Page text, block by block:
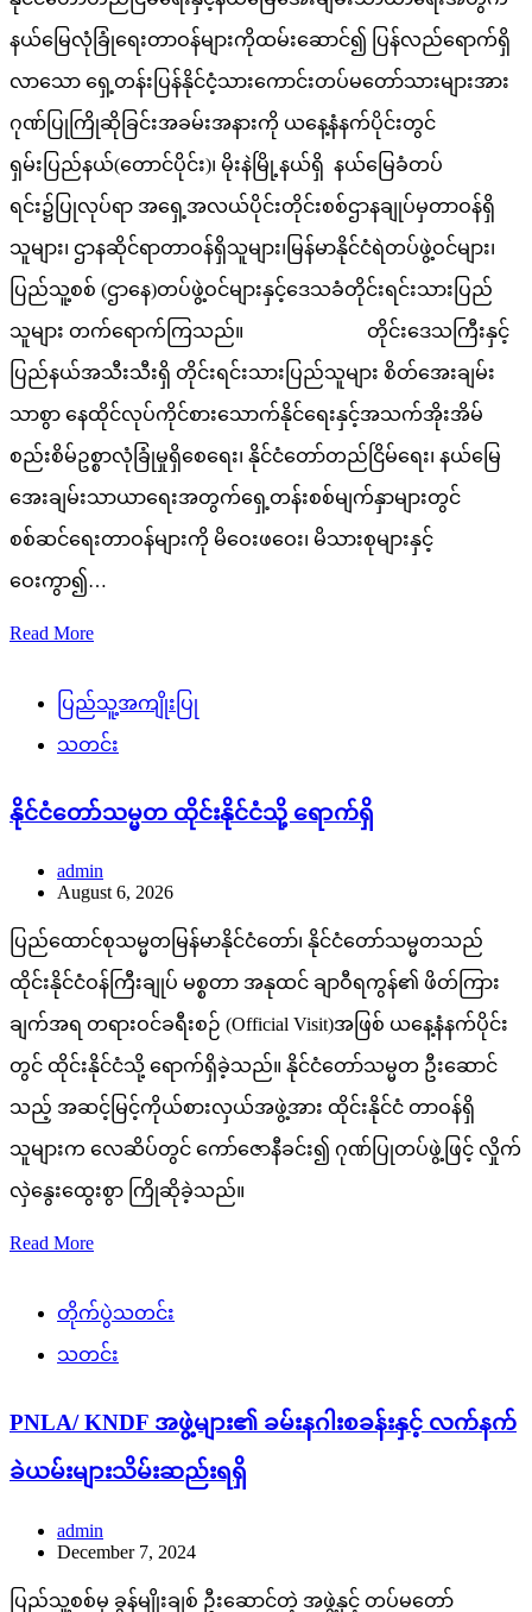
နယ်မြေလုံခြုံရေးတာဝန်များကိုထမ်းဆောင်၍ ပြန်လည်ရောက်ရှိ
လာသော ရှေ့တန်းပြန်နိုင်ငံ့သားကောင်းတပ်မတော်သားများအား
ဂုဏ်ပြုကြိုဆိုခြင်းအခမ်းအနားကို ယနေ့နံနက်ပိုင်းတွင်
ရှမ်းပြည်နယ်(တောင်ပိုင်း)၊ မိုးနဲမြို့နယ်ရှိ နယ်မြေခံတပ်
ရင်း၌ပြုလုပ်ရာ အရှေ့အလယ်ပိုင်းတိုင်းစစ်ဌာနချုပ်မှတာဝန်ရှိ
သူများ၊ ဌာနဆိုင်ရာတာဝန်ရှိသူများ၊မြန်မာနိုင်ငံရဲတပ်ဖွဲ့ဝင်များ၊
ပြည်သူ့စစ် (ဌာနေ)တပ်ဖွဲ့ဝင်များနှင့်ဒေသခံတိုင်းရင်းသားပြည်
သူများ တက်ရောက်ကြသည်။ တိုင်းဒေသကြီးနှင့်
ပြည်နယ်အသီးသီးရှိ တိုင်းရင်းသားပြည်သူများ စိတ်အေးချမ်း
သာစွာ နေထိုင်လုပ်ကိုင်စားသောက်နိုင်ရေးနှင့်အသက်အိုးအိမ်
စည်းစိမ်ဥစ္စာလုံခြုံမှုရှိစေရေး၊ နိုင်ငံတော်တည်ငြိမ်ရေး၊ နယ်မြေ
အေးချမ်းသာယာရေးအတွက်ရှေ့တန်းစစ်မျက်နှာများတွင်
စစ်ဆင်ရေးတာဝန်များကို မိဝေးဖဝေး၊ မိသားစုများနှင့်
ဝေးကွာ၍…
Read More
ပြည်သူ့အကျိုးပြု
သတင်း
နိုင်ငံတော်သမ္မတ ထိုင်းနိုင်ငံသို့ ရောက်ရှိ
admin
August 6, 2026
ပြည်ထောင်စုသမ္မတမြန်မာနိုင်ငံတော်၊ နိုင်ငံတော်သမ္မတသည်
ထိုင်းနိုင်ငံဝန်ကြီးချုပ် မစ္စတာ အနုထင် ချာဝီရကွန်၏ ဖိတ်ကြား
ချက်အရ တရားဝင်ခရီးစဉ် (Official Visit)အဖြစ် ယနေ့နံနက်ပိုင်း
တွင် ထိုင်းနိုင်ငံသို့ ရောက်ရှိခဲ့သည်။ နိုင်ငံတော်သမ္မတ ဦးဆောင်
သည့် အဆင့်မြင့်ကိုယ်စားလှယ်အဖွဲ့အား ထိုင်းနိုင်ငံ တာဝန်ရှိ
သူများက လေဆိပ်တွင် ကော်ဇောနီခင်း၍ ဂုဏ်ပြုတပ်ဖွဲ့ဖြင့် လှိုက်
လှဲနွေးထွေးစွာ ကြိုဆိုခဲ့သည်။
Read More
တိုက်ပွဲသတင်း
သတင်း
PNLA/ KNDF အဖွဲ့များ၏ ခမ်းနဂါးစခန်းနှင့် လက်နက်
ခဲယမ်းများသိမ်းဆည်းရရှိ
admin
December 7, 2024
ပြည်သူ့စစ်မှ ခွန်မျိုးချစ် ဦးဆောင်တဲ့ အဖွဲ့နှင့် တပ်မတော်